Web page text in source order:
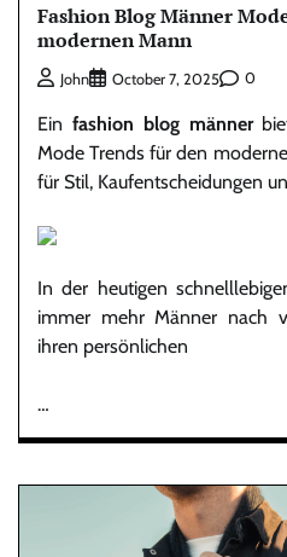
Fashion Blog Männer
modernen Mann
John October 7, 2025 0
Ein fashion blog männer
Mode Trends für den
für Stil, Kaufentscheidungen
In der heutigen
immer mehr Männer nach
ihren persönlichen
…